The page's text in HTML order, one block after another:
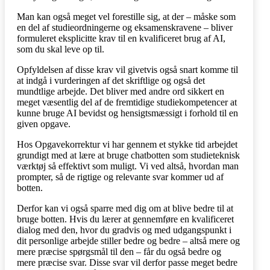
Man kan også meget vel forestille sig, at der – måske som
en del af studieordningerne og eksamenskravene – bliver
formuleret eksplicitte krav til en kvalificeret brug af AI,
som du skal leve op til.
Opfyldelsen af disse krav vil givetvis også snart komme til
at indgå i vurderingen af det skriftlige og også det
mundtlige arbejde. Det bliver med andre ord sikkert en
meget væsentlig del af de fremtidige studiekompetencer at
kunne bruge AI bevidst og hensigtsmæssigt i forhold til en
given opgave.
Hos Opgavekorrektur vi har gennem et stykke tid arbejdet
grundigt med at lære at bruge chatbotten som studieteknisk
værktøj så effektivt som muligt. Vi ved altså, hvordan man
prompter, så de rigtige og relevante svar kommer ud af
botten.
Derfor kan vi også sparre med dig om at blive bedre til at
bruge botten. Hvis du lærer at gennemføre en kvalificeret
dialog med den, hvor du gradvis og med udgangspunkt i
dit personlige arbejde stiller bedre og bedre – altså mere og
mere præcise spørgsmål til den – får du også bedre og
mere præcise svar. Disse svar vil derfor passe meget bedre